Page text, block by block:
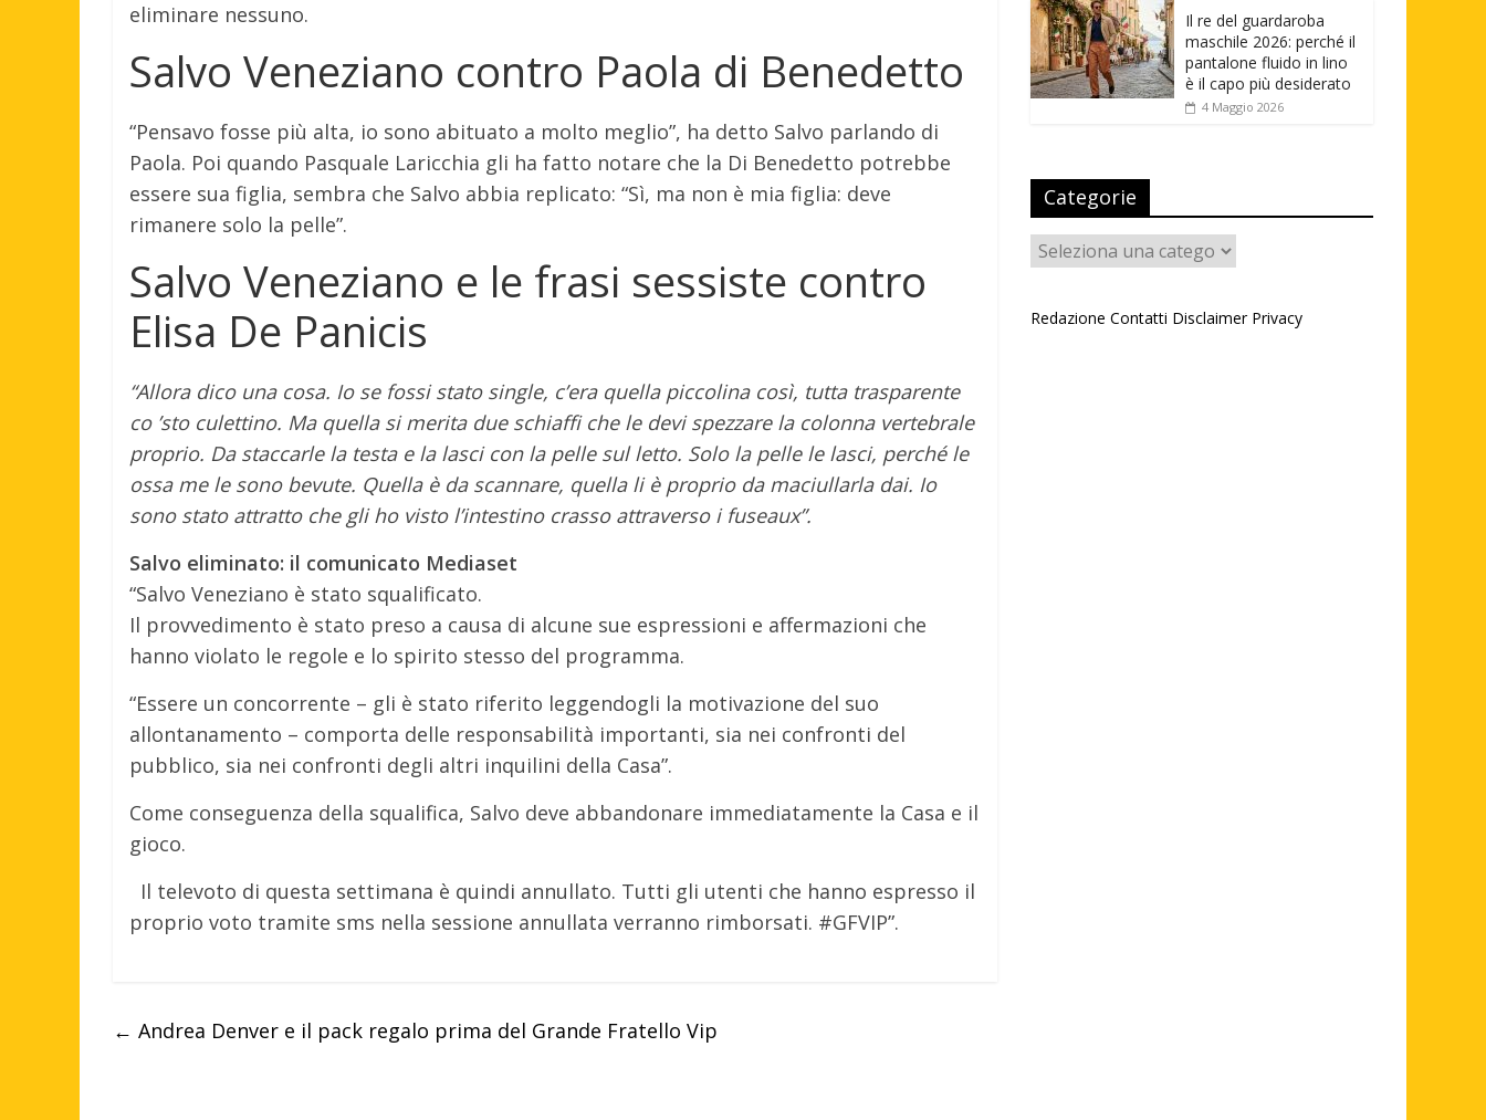
eliminare nessuno.
Salvo Veneziano contro Paola di Benedetto
“Pensavo fosse più alta, io sono abituato a molto meglio”, ha detto Salvo parlando di
Paola. Poi quando Pasquale Laricchia gli ha fatto notare che la Di Benedetto potrebbe
essere sua figlia, sembra che Salvo abbia replicato: “Sì, ma non è mia figlia: deve
rimanere solo la pelle”.
Salvo Veneziano e le frasi sessiste contro
Elisa De Panicis
“Allora dico una cosa. Io se fossi stato single, c’era quella piccolina così, tutta trasparente
co ’sto culettino. Ma quella si merita due schiaffi che le devi spezzare la colonna vertebrale
proprio. Da staccarle la testa e la lasci con la pelle sul letto. Solo la pelle le lasci, perché le
ossa me le sono bevute. Quella è da scannare, quella li è proprio da maciullarla dai. Io
sono stato attratto che gli ho visto l’intestino crasso attraverso i fuseaux”.
Salvo eliminato: il comunicato Mediaset
“Salvo Veneziano è stato squalificato.
Il provvedimento è stato preso a causa di alcune sue espressioni e affermazioni che
hanno violato le regole e lo spirito stesso del programma.
“Essere un concorrente – gli è stato riferito leggendogli la motivazione del suo
allontanamento – comporta delle responsabilità importanti, sia nei confronti del
pubblico, sia nei confronti degli altri inquilini della Casa”.
Come conseguenza della squalifica, Salvo deve abbandonare immediatamente la Casa e il
gioco.
Il televoto di questa settimana è quindi annullato. Tutti gli utenti che hanno espresso il
proprio voto tramite sms nella sessione annullata verranno rimborsati. #GFVIP”.
← Andrea Denver e il pack regalo prima del Grande Fratello Vip
Il re del guardaroba
maschile 2026: perché il
pantalone fluido in lino
è il capo più desiderato
4 Maggio 2026
Categorie
Categorie
Redazione Contatti Disclaimer Privacy